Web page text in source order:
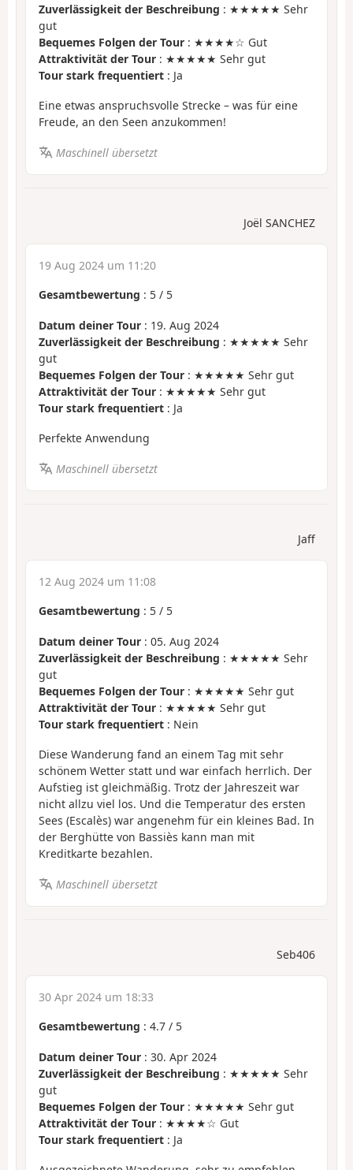
Zuverlässigkeit der Beschreibung : ★★★★★ Sehr
gut
Bequemes Folgen der Tour : ★★★★☆ Gut
Attraktivität der Tour : ★★★★★ Sehr gut
Tour stark frequentiert : Ja
Eine etwas anspruchsvolle Strecke – was für eine
Freude, an den Seen anzukommen!
Maschinell übersetzt
Joël SANCHEZ
19 Aug 2024 um 11:20
Gesamtbewertung : 5 / 5
Datum deiner Tour : 19. Aug 2024
Zuverlässigkeit der Beschreibung : ★★★★★ Sehr
gut
Bequemes Folgen der Tour : ★★★★★ Sehr gut
Attraktivität der Tour : ★★★★★ Sehr gut
Tour stark frequentiert : Ja
Perfekte Anwendung
Maschinell übersetzt
Jaff
12 Aug 2024 um 11:08
Gesamtbewertung : 5 / 5
Datum deiner Tour : 05. Aug 2024
Zuverlässigkeit der Beschreibung : ★★★★★ Sehr
gut
Bequemes Folgen der Tour : ★★★★★ Sehr gut
Attraktivität der Tour : ★★★★★ Sehr gut
Tour stark frequentiert : Nein
Diese Wanderung fand an einem Tag mit sehr
schönem Wetter statt und war einfach herrlich. Der
Aufstieg ist gleichmäßig. Trotz der Jahreszeit war
nicht allzu viel los. Und die Temperatur des ersten
Sees (Escalès) war angenehm für ein kleines Bad. In
der Berghütte von Bassiès kann man mit
Kreditkarte bezahlen.
Maschinell übersetzt
Seb406
30 Apr 2024 um 18:33
Gesamtbewertung : 4.7 / 5
Datum deiner Tour : 30. Apr 2024
Zuverlässigkeit der Beschreibung : ★★★★★ Sehr
gut
Bequemes Folgen der Tour : ★★★★★ Sehr gut
Attraktivität der Tour : ★★★★☆ Gut
Tour stark frequentiert : Ja